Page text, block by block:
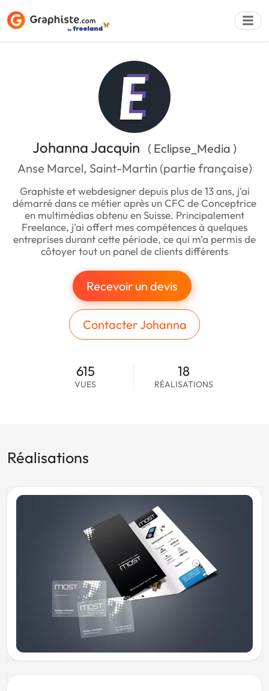
Johanna Jacquin ( Eclipse_Media )
Anse Marcel, Saint-Martin (partie française)
Graphiste et webdesigner depuis plus de 13 ans, j'ai
démarré dans ce métier après un CFC de Conceptrice
en multimédias obtenu en Suisse. Principalement
Freelance, j'ai offert mes compétences à quelques
entreprises durant cette période, ce qui m'a permis de
côtoyer tout un panel de clients différents
Recevoir un devis
Contacter Johanna
615
VUES
18
RÉALISATIONS
Réalisations